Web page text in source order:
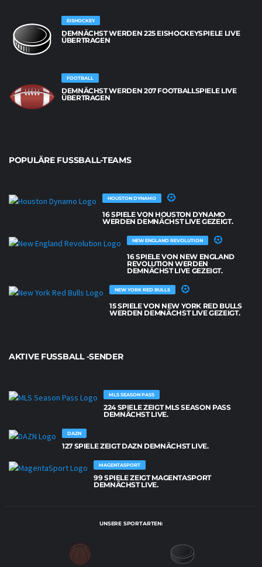
EISHOCKEY
DEMNÄCHST WERDEN 225 EISHOCKEYSPIELE LIVE
ÜBERTRAGEN
FOOTBALL
DEMNÄCHST WERDEN 207 FOOTBALLSPIELE LIVE
ÜBERTRAGEN
POPULÄRE FUSSBALL-TEAMS
HOUSTON DYNAMO
16 SPIELE VON HOUSTON DYNAMO
WERDEN DEMNÄCHST LIVE GEZEIGT.
NEW ENGLAND REVOLUTION
16 SPIELE VON NEW ENGLAND
REVOLUTION WERDEN
DEMNÄCHST LIVE GEZEIGT.
NEW YORK RED BULLS
15 SPIELE VON NEW YORK RED BULLS
WERDEN DEMNÄCHST LIVE GEZEIGT.
AKTIVE FUSSBALL -SENDER
MLS SEASON PASS
224 SPIELE ZEIGT MLS SEASON PASS
DEMNÄCHST LIVE.
DAZN
127 SPIELE ZEIGT DAZN DEMNÄCHST LIVE.
MAGENTASPORT
99 SPIELE ZEIGT MAGENTASPORT
DEMNÄCHST LIVE.
UNSERE SPORTARTEN: